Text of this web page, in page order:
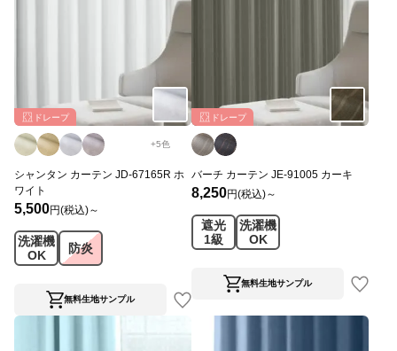
ドレープ
+5色
シャンタン カーテン JD-67165R ホ
ワイト
5,500円(税込)～
洗濯機
OK
防炎
無料生地サンプル
ドレープ
バーチ カーテン JE-91005 カーキ
8,250円(税込)～
遮光
1級
洗濯機
OK
無料生地サンプル